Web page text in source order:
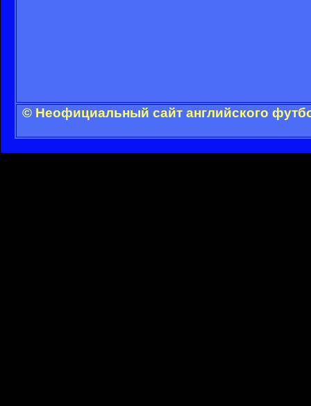
© Неофициальный сайт английского